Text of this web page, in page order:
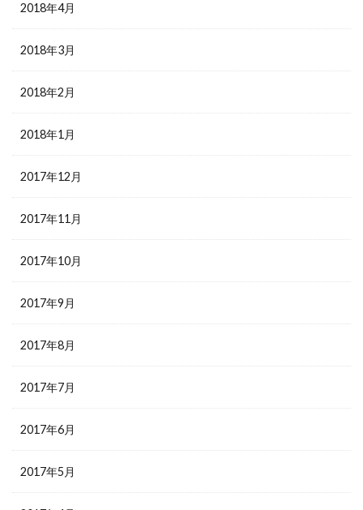
2018年4月
2018年3月
2018年2月
2018年1月
2017年12月
2017年11月
2017年10月
2017年9月
2017年8月
2017年7月
2017年6月
2017年5月